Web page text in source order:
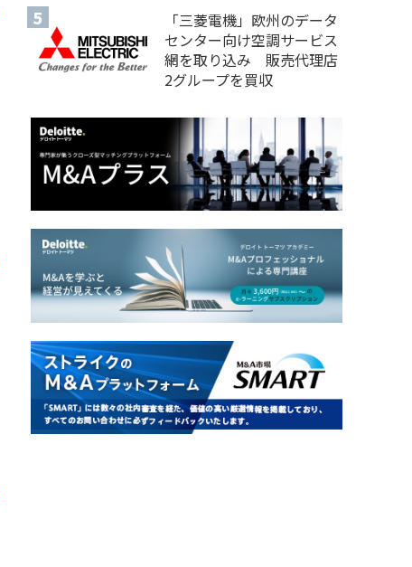
「三菱電機」欧州のデータ
センター向け空調サービス
網を取り込み 販売代理店
2グループを買収